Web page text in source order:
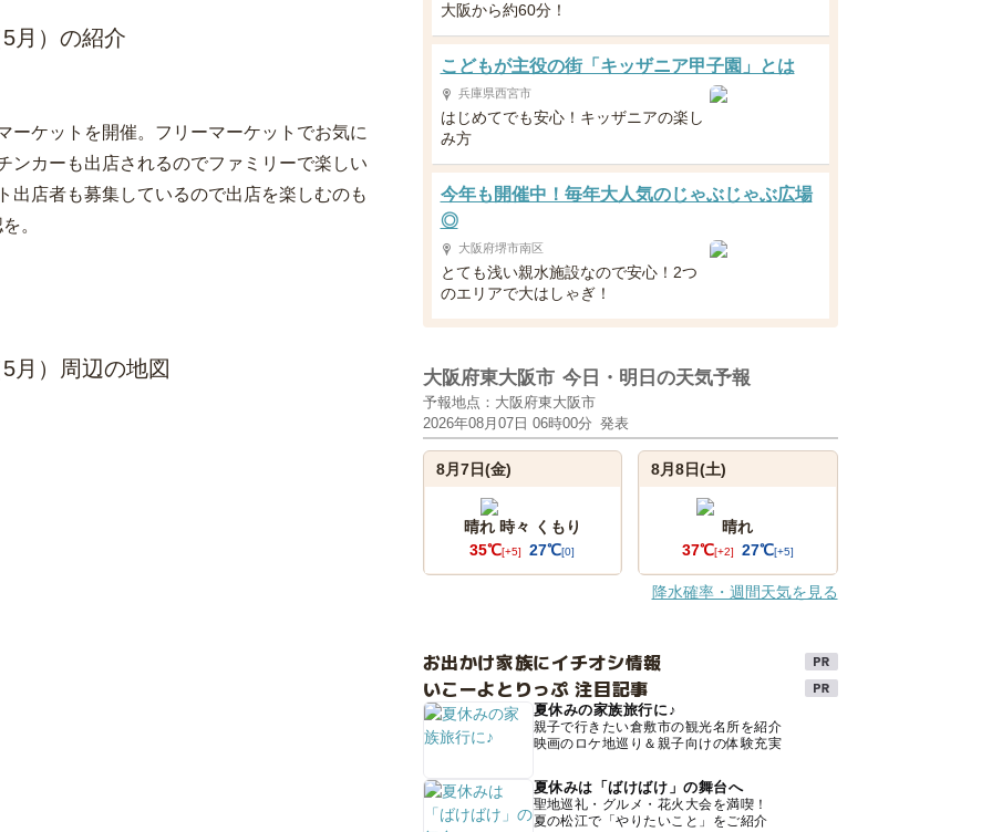
月）の紹介
ーケットを開催。フリーマーケットでお気に
ンカーも出店されるのでファミリーで楽しい
出店者も募集しているので出店を楽しむのも
。
月）周辺の地図
大阪から約60分！
こどもが主役の街「キッザニア甲子園」とは
兵庫県西宮市
はじめてでも安心！キッザニアの楽し
み方
今年も開催中！毎年大人気のじゃぶじゃぶ広場
◎
大阪府堺市南区
とても浅い親水施設なので安心！2つ
のエリアで大はしゃぎ！
大阪府東大阪市 今日・明日の天気予報
予報地点：大阪府東大阪市
2026年08月07日 06時00分 発表
8月7日(金)
晴れ 時々 くもり
35℃[+5] 27℃[0]
8月8日(土)
晴れ
37℃[+2] 27℃[+5]
降水確率・週間天気を見る
お出かけ家族にイチオシ情報
いこーよとりっぷ 注目記事
夏休みの家族旅行に♪
親子で行きたい倉敷市の観光名所を紹介
映画のロケ地巡り＆親子向けの体験充実
夏休みは「ばけばけ」の舞台へ
聖地巡礼・グルメ・花火大会を満喫！
夏の松江で「やりたいこと」をご紹介